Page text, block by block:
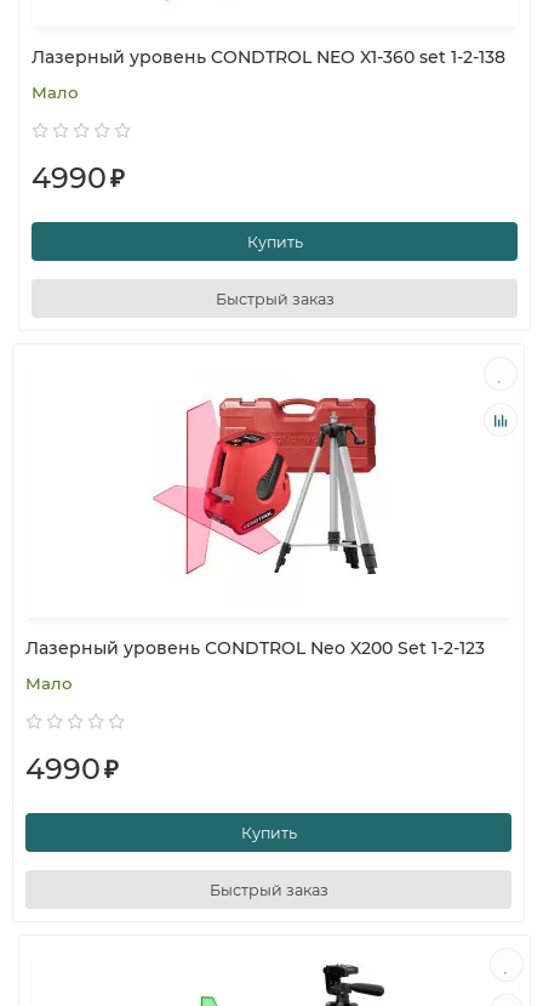
Лазерный уровень CONDTROL NEO X1-360 set 1-2-138
Мало
4990₽
Купить
Быстрый заказ
Лазерный уровень CONDTROL Neo X200 Set 1-2-123
Мало
4990₽
Купить
Быстрый заказ